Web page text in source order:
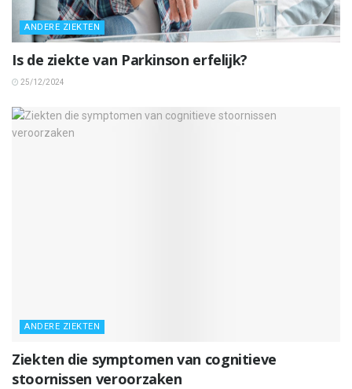
ANDERE ZIEKTEN
Is de ziekte van Parkinson erfelijk?
25/12/2024
ANDERE ZIEKTEN
Ziekten die symptomen van cognitieve
stoornissen veroorzaken